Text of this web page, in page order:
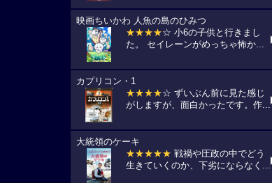
映画ちいかわ 人魚の島のひみつ
★★★★☆ 小6の子供と行きまし
た。 セイレーンがめっちゃ怖か...
カプリコン・1
★★★★☆ ずいぶん前に見た感じ
がしますが、面白かったです。作...
大統領のケーキ
★★★★★ 戦禍や圧政の中でどう
生きていくのか、下劣にならなく...